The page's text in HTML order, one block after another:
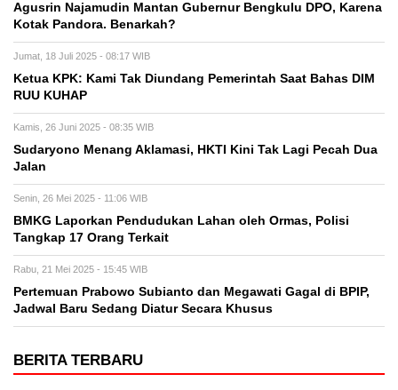
Agusrin Najamudin Mantan Gubernur Bengkulu DPO, Karena
Kotak Pandora. Benarkah?
Jumat, 18 Juli 2025 - 08:17 WIB
Ketua KPK: Kami Tak Diundang Pemerintah Saat Bahas DIM
RUU KUHAP
Kamis, 26 Juni 2025 - 08:35 WIB
Sudaryono Menang Aklamasi, HKTI Kini Tak Lagi Pecah Dua
Jalan
Senin, 26 Mei 2025 - 11:06 WIB
BMKG Laporkan Pendudukan Lahan oleh Ormas, Polisi
Tangkap 17 Orang Terkait
Rabu, 21 Mei 2025 - 15:45 WIB
Pertemuan Prabowo Subianto dan Megawati Gagal di BPIP,
Jadwal Baru Sedang Diatur Secara Khusus
BERITA TERBARU